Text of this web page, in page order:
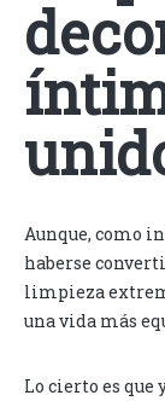
Aunque, como
haberse
limpieza
una vida más
Lo cierto es que